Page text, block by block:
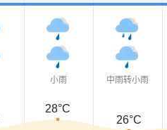
小雨 中雨转小雨
28°C
26°C